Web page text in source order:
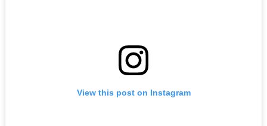
View this post on Instagram